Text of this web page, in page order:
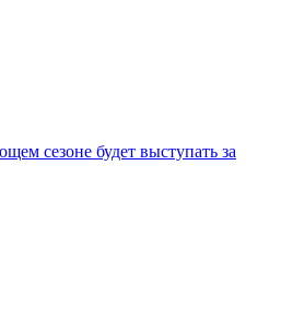
сезоне будет выступать за